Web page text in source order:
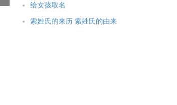
给女孩取名
索姓氏的来历 索姓氏的由来